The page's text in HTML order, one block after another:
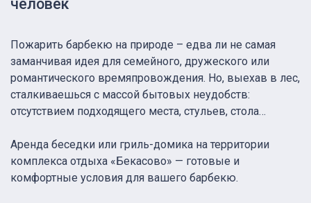
человек
Пожарить барбекю на природе – едва ли не самая
заманчивая идея для семейного, дружеского или
романтического времяпровождения. Но, выехав в лес,
сталкиваешься с массой бытовых неудобств:
отсутствием подходящего места, стульев, стола…
Аренда беседки или гриль-домика на территории
комплекса отдыха «Бекасово» — готовые и
комфортные условия для вашего барбекю.